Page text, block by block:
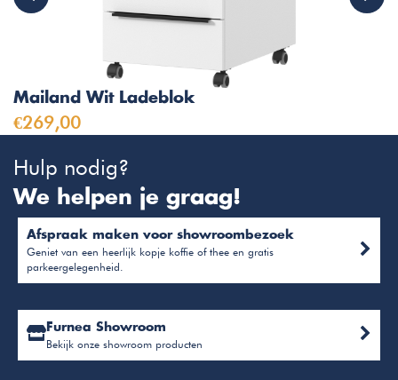
Mailand Wit Ladeblok
€269,00
Hulp nodig?
We helpen je graag!
Afspraak maken voor showroombezoek
Geniet van een heerlijk kopje koffie of thee en gratis
parkeergelegenheid.
Furnea Showroom
Bekijk onze showroom producten